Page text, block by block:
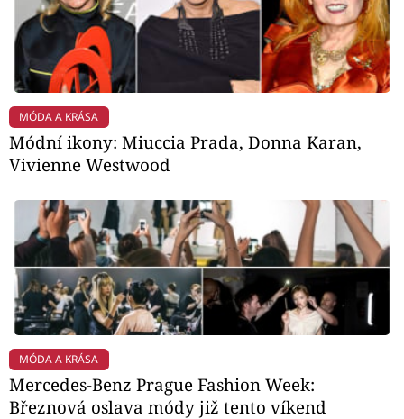
MÓDA A KRÁSA
Módní ikony: Miuccia Prada, Donna Karan,
Vivienne Westwood
MÓDA A KRÁSA
Mercedes-Benz Prague Fashion Week:
Březnová oslava módy již tento víkend